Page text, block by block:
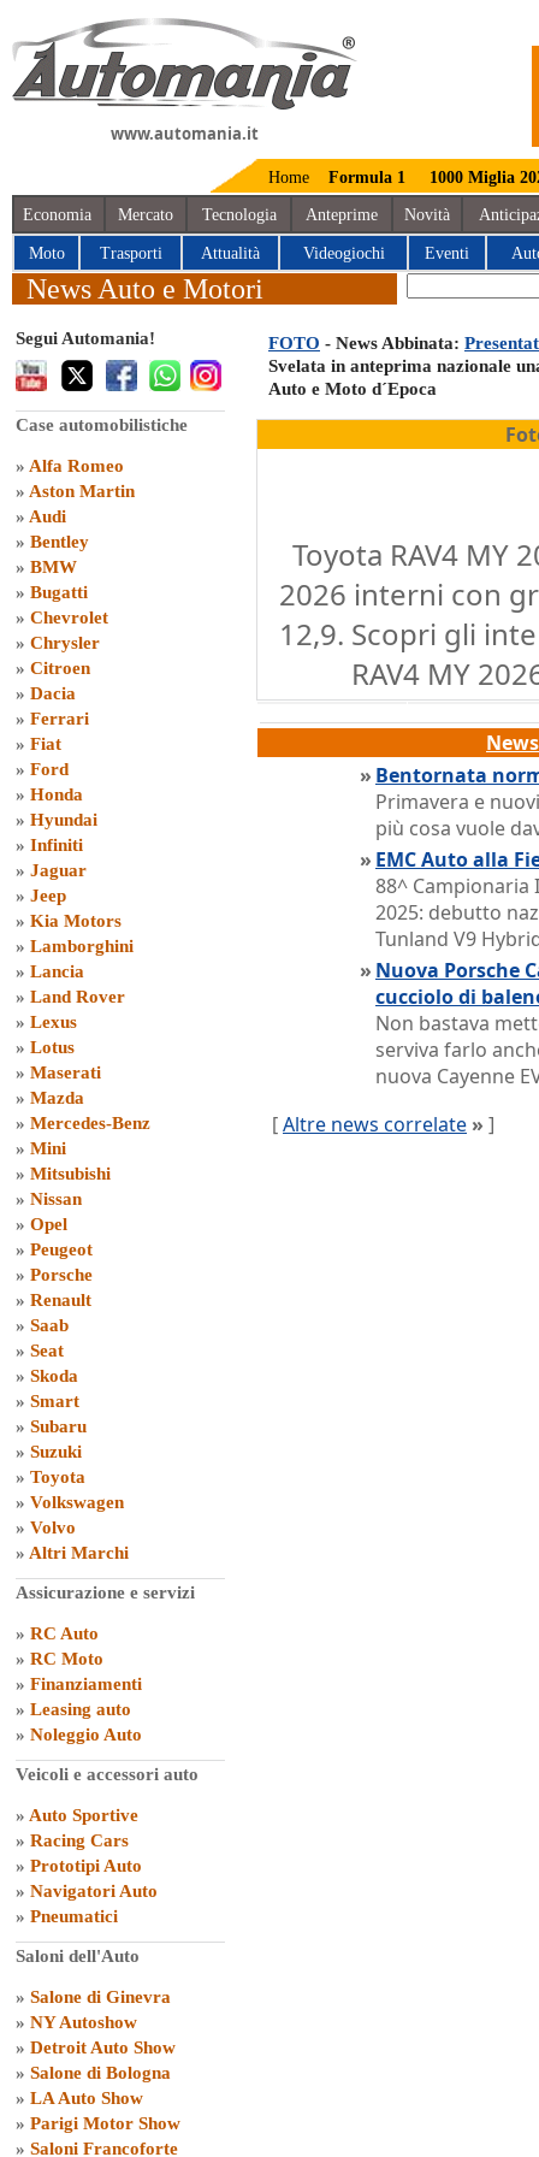
www.automania.it
Home Formula 1 1000 Miglia
Economia Mercato Tecnologia Anteprime Novità
Moto Trasporti Attualità Videogiochi Eventi
News Auto e Motori
Segui Automania!
Case automobilistiche
» Alfa Romeo
» Aston Martin
» Audi
» Bentley
» BMW
» Bugatti
» Chevrolet
» Chrysler
» Citroen
» Dacia
» Ferrari
» Fiat
» Ford
» Honda
» Hyundai
» Infiniti
» Jaguar
» Jeep
» Kia Motors
» Lamborghini
» Lancia
» Land Rover
» Lexus
» Lotus
» Maserati
» Mazda
» Mercedes-Benz
» Mini
» Mitsubishi
» Nissan
» Opel
» Peugeot
» Porsche
» Renault
» Saab
» Seat
» Skoda
» Smart
» Subaru
» Suzuki
» Toyota
» Volkswagen
» Volvo
» Altri Marchi
Assicurazione e servizi
» RC Auto
» RC Moto
» Finanziamenti
» Leasing auto
» Noleggio Auto
Veicoli e accessori auto
» Auto Sportive
» Racing Cars
» Prototipi Auto
» Navigatori Auto
» Pneumatici
Saloni dell'Auto
» Salone di Ginevra
» NY Autoshow
» Detroit Auto Show
» Salone di Bologna
» LA Auto Show
» Parigi Motor Show
» Saloni Francoforte
FOTO - News Abbinata:
Svelata in anteprima nazionale
Auto e Moto d´Epoca
Toyota RAV4 MY
2026 interni con
12,9. Scopri gli
RAV4 MY
» Bentornata
Primavera e
più cosa vuole
» EMC Auto alla
88^ Campionaria
2025: debutto
Tunland V9
» Nuova Porsche
cucciolo di
Non bastava
serviva farlo
nuova Cayenne
[Altre news correlate » ]